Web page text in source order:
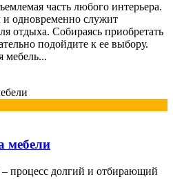
часть любого интерьера.
и одновременно служит
отдыха. Собираясь приобретать
подойдите к ее выбору.
мебель...
мебели
процесс долгий и отбирающий